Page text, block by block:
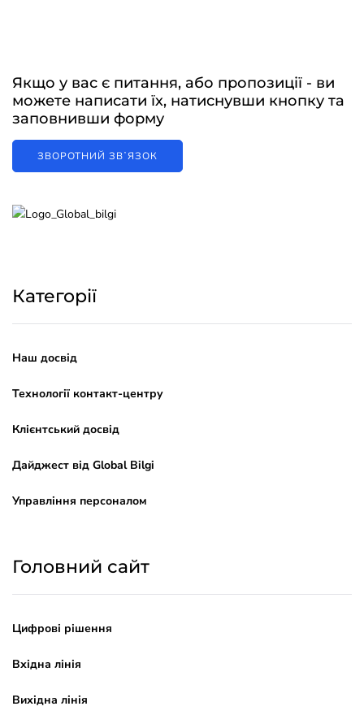
Якщо у вас є питання, або пропозиції - ви
можете написати їх, натиснувши кнопку та
заповнивши форму
ЗВОРОТНИЙ ЗВʼЯЗОК
Категорії
Наш досвід
Технології контакт-центру
Клієнтський досвід
Дайджест від Global Bilgi
Управління персоналом
Головний сайт
Цифрові рішення
Вхідна лінія
Вихідна лінія